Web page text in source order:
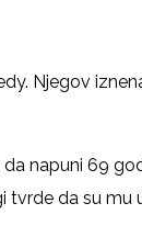
Njegov
napuni 69
tvrde da su